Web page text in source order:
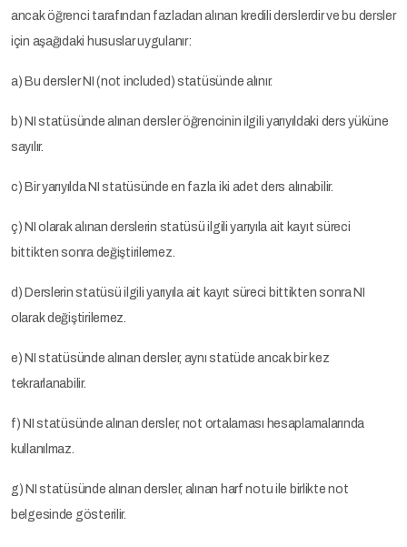
ancak öğrenci tarafından fazladan alınan kredili derslerdir ve bu dersler
için aşağıdaki hususlar uygulanır:
a) Bu dersler NI (not included) statüsünde alınır.
b) NI statüsünde alınan dersler öğrencinin ilgili yarıyıldaki ders yüküne
sayılır.
c) Bir yarıyılda NI statüsünde en fazla iki adet ders alınabilir.
ç) NI olarak alınan derslerin statüsü ilgili yarıyıla ait kayıt süreci
bittikten sonra değiştirilemez.
d) Derslerin statüsü ilgili yarıyıla ait kayıt süreci bittikten sonra NI
olarak değiştirilemez.
e) NI statüsünde alınan dersler, aynı statüde ancak bir kez
tekrarlanabilir.
f) NI statüsünde alınan dersler, not ortalaması hesaplamalarında
kullanılmaz.
g) NI statüsünde alınan dersler, alınan harf notu ile birlikte not
belgesinde gösterilir.